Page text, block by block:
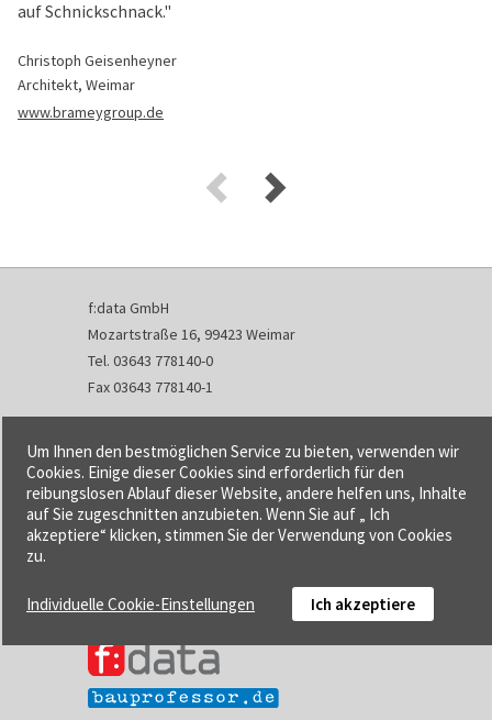
auf Schnickschnack."
Christoph Geisenheyner
Architekt, Weimar
www.brameygroup.de
f:data GmbH
Mozartstraße 16, 99423 Weimar
Tel. 03643 778140-0
Fax 03643 778140-1
info@fdata.de
Kontakt
Impressum
Datenschutzerklärung
Urheberrecht und Haftung
Cookie-Einstellungen
Um Ihnen den bestmöglichen Service zu bieten, verwenden wir
Cookies. Einige dieser Cookies sind erforderlich für den
reibungslosen Ablauf dieser Website, andere helfen uns, Inhalte
auf Sie zugeschnitten anzubieten. Wenn Sie auf „ Ich
akzeptiere“ klicken, stimmen Sie der Verwendung von Cookies
zu.
Individuelle Cookie-Einstellungen Ich akzeptiere